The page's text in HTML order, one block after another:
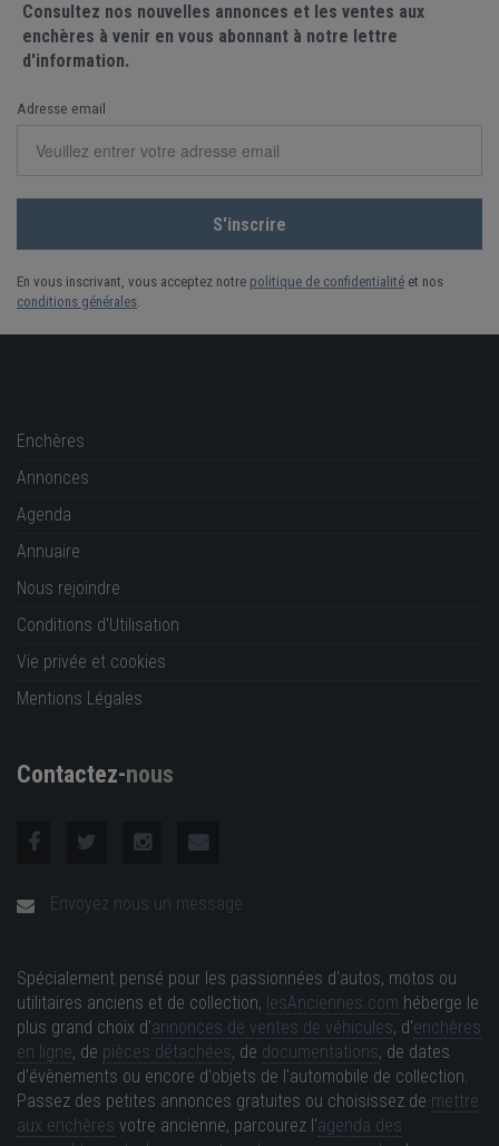
Consultez nos nouvelles annonces et les ventes aux
enchères à venir en vous abonnant à notre lettre
d'information.
Adresse email
En vous inscrivant, vous acceptez notre politique de confidentialité et nos
conditions générales.
Enchères
Annonces
Agenda
Annuaire
Nous rejoindre
Conditions d'Utilisation
Vie privée et cookies
Mentions Légales
Contactez-nous
Envoyez nous un message
Spécialement pensé pour les passionnées d'autos, motos ou
utilitaires anciens et de collection, lesAnciennes.com héberge le
plus grand choix d'annonces de ventes de véhicules, d'enchères
en ligne, de pièces détachées, de documentations, de dates
d'évènements ou encore d'objets de l'automobile de collection.
Passez des petites annonces gratuites ou choisissez de mettre
aux enchères votre ancienne, parcourez l'agenda des